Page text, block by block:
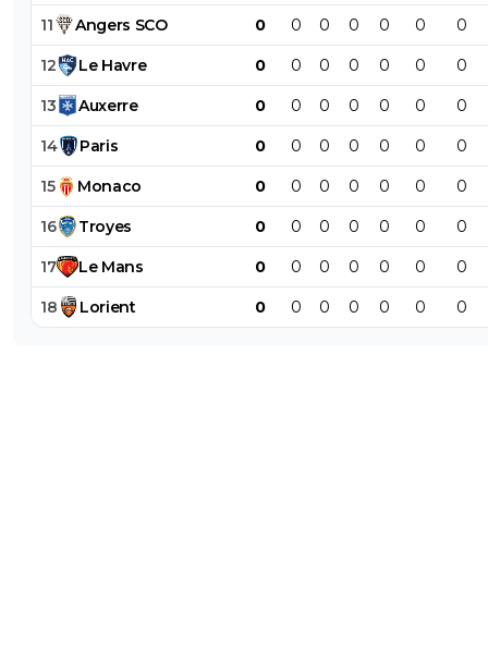
11 Angers SCO 0 0 0 0 0 0 0
12 Le Havre 0 0 0 0 0 0 0
13 Auxerre 0 0 0 0 0 0 0
14 Paris 0 0 0 0 0 0 0
15 Monaco 0 0 0 0 0 0 0
16 Troyes 0 0 0 0 0 0 0
17 Le Mans 0 0 0 0 0 0 0
18 Lorient 0 0 0 0 0 0 0